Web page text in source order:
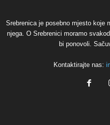
Srebrenica je posebno mjesto koje
njega. O Srebrenici moramo
bi ponovoli.
Kontaktirajte nas: